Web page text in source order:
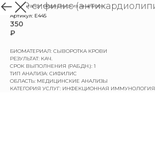
назад в каталог медицинских анализов
RPR сифилис
Артикул: E445
350
₽
БИОМАТЕРИАЛ: СЫВОРОТКА КРОВИ
РЕЗУЛЬТАТ: КАЧ.
СРОК ВЫПОЛНЕНИЯ (РАБ.ДН.): 1
ТИП АНАЛИЗА: СИФИЛИС
ОБЛАСТЬ: МЕДИЦИНСКИЕ АНАЛИЗЫ
КАТЕГОРИЯ УСЛУГ: ИНФЕКЦИОННАЯ ИММУНОЛОГИЯ